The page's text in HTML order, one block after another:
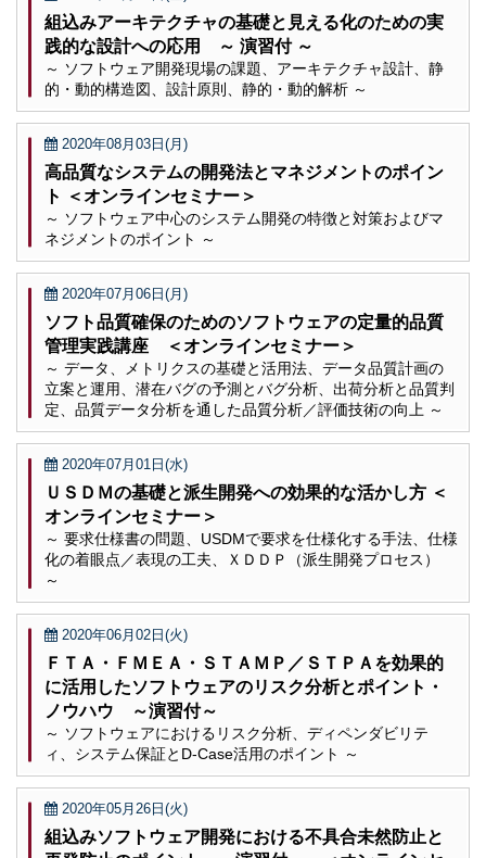
組込みアーキテクチャの基礎と見える化のための実
践的な設計への応用 ～ 演習付 ～
～ ソフトウェア開発現場の課題、アーキテクチャ設計、静
的・動的構造図、設計原則、静的・動的解析 ～
2020年08月03日(月)
高品質なシステムの開発法とマネジメントのポイン
ト ＜オンラインセミナー＞
～ ソフトウェア中心のシステム開発の特徴と対策およびマ
ネジメントのポイント ～
2020年07月06日(月)
ソフト品質確保のためのソフトウェアの定量的品質
管理実践講座 ＜オンラインセミナー＞
～ データ、メトリクスの基礎と活用法、データ品質計画の
立案と運用、潜在バグの予測とバグ分析、出荷分析と品質判
定、品質データ分析を通した品質分析／評価技術の向上 ～
2020年07月01日(水)
ＵＳＤＭの基礎と派生開発への効果的な活かし方 ＜
オンラインセミナー＞
～ 要求仕様書の問題、USDMで要求を仕様化する手法、仕様
化の着眼点／表現の工夫、ＸＤＤＰ（派生開発プロセス）
～
2020年06月02日(火)
ＦＴＡ・ＦＭＥＡ・ＳＴＡＭＰ／ＳＴＰＡを効果的
に活用したソフトウェアのリスク分析とポイント・
ノウハウ ～演習付～
～ ソフトウェアにおけるリスク分析、ディペンダビリテ
ィ、システム保証とD-Case活用のポイント ～
2020年05月26日(火)
組込みソフトウェア開発における不具合未然防止と